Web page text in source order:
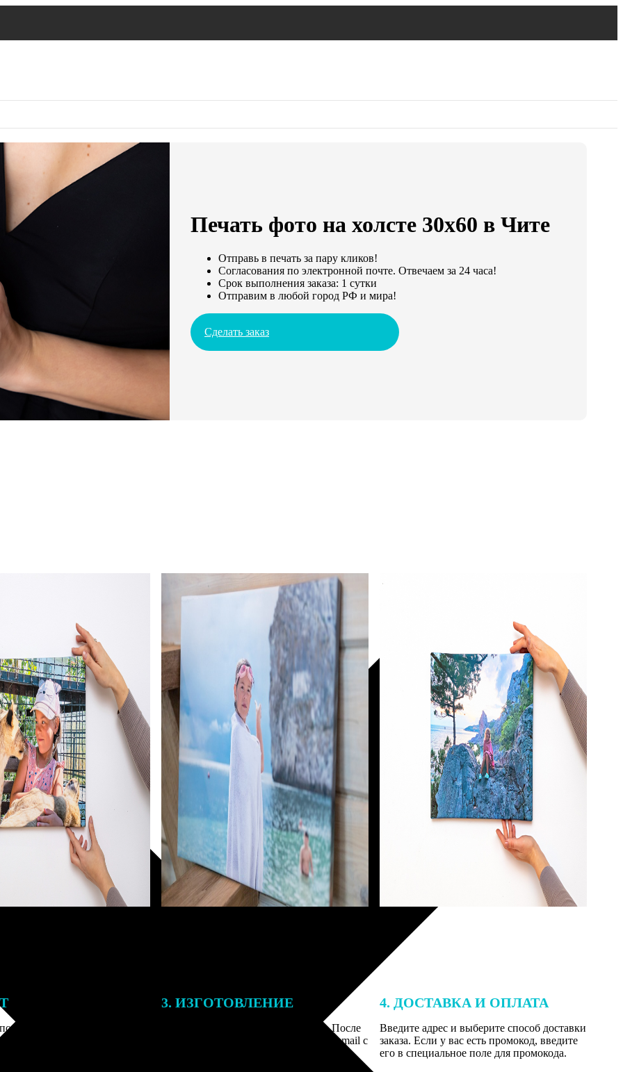
Печать фото на холсте 30х60 в Чите
Отправь в печать за пару кликов!
Согласования по электронной почте. Отвечаем за 24 часа!
Срок выполнения заказа: 1 сутки
Отправим в любой город РФ и мира!
Сделать заказ
заказа к печати
могут связаться с Вами
телефону или email для
деталей.
3. ИЗГОТОВЛЕНИЕ
Оплатите заказ банковской картой. После
оплаты получите подтверждение на email с
описанием заказа. Когда отправим заказ
4. ДОСТАВКА И ОПЛАТА
Введите адрес и выберите способ доставки
заказа. Если у вас есть промокод, введите
его в специальное поле для промокода.